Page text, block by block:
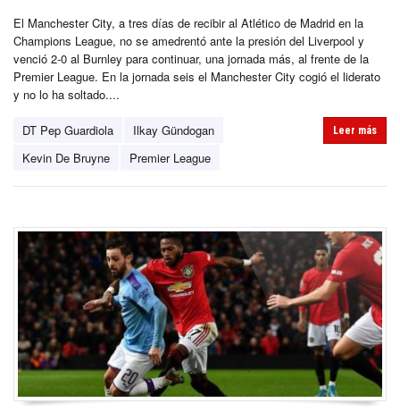
El Manchester City, a tres días de recibir al Atlético de Madrid en la
Champions League, no se amedrentó ante la presión del Liverpool y
venció 2-0 al Burnley para continuar, una jornada más, al frente de la
Premier League. En la jornada seis el Manchester City cogió el liderato
y no lo ha soltado....
DT Pep Guardiola
Ilkay Gündogan
Kevin De Bruyne
Premier League
Leer más